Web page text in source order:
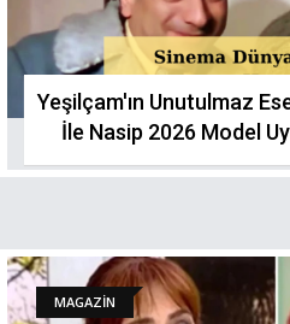
Yeşilçam'ın Unutulmaz
İle Nasip 2026 Model
MAGAZİN